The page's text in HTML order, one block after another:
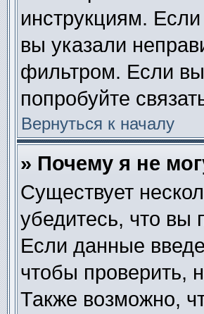
инструкциям.
вы указали
фильтром. Если
попробуйте
Вернуться к началу
» Почему я не
Существует
убедитесь, что вы
Если данные
чтобы проверить,
Также возможно,